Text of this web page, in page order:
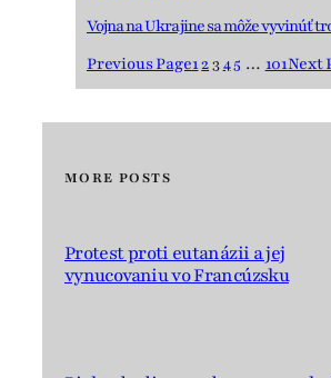
Vojna na Ukrajine sa môže vyvinúť
Previous Page12345 … 101Next
MORE POSTS
Protest proti eutanázii a jej
vynucovaniu vo Francúzsku